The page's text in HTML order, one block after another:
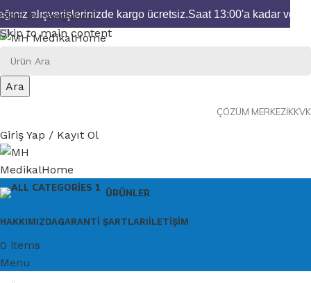
Skip to navigation
Skip to main content
Ara
ÇÖZÜM MERKEZIKKVK
Giriş Yap / Kayıt Ol
ÜRÜNLER
HAKKIMIZDAGARANTI ŞARTLARIİLETIŞIM
0 items
Menu
alışverişlerinizde kargo ücretsiz.Saat 13:00'a kadar